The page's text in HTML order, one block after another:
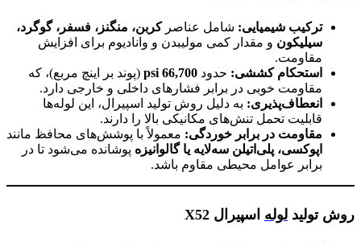
ترکیب شیمیایی: شامل عناصرکربن، منگنز، فسفر، گوگرد،
سیلیکون و مقدار کمی مولیبدن و وانادیوم برای افزایش
مقاومت.
استحکام کششی: حدود 66,700 psi
(پوند بر اینچ مربع)، که
مقاومت خوبی در برابر فشارهای داخلی و خارجی دارد.
انعطاف‌پذیری: به دلیل روش تولید اسپیرال، این لوله‌ها
قابلیت تحمل تنش‌های مکانیکی بالا را دارند.
مقاومت در برابر خوردگی: معمولاً با پوشش‌های محافظ مانند
اپوکسی، پلی‌اتیلن سه‌لایه یا گالوانیزه پوشانده می‌شود تا در
برابر عوامل محیطی مقاوم باشد.
روش تولید لوله اسپیرال X52